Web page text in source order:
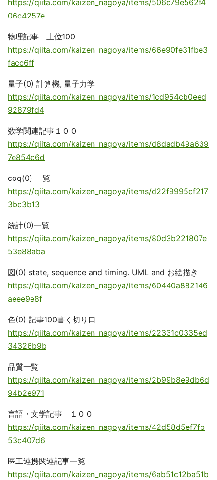
https://qiita.com/kaizen_nagoya/items/506c79e562f4
06c4257e
物理記事 上位100
https://qiita.com/kaizen_nagoya/items/66e90fe31fbe3
facc6ff
量子(0) 計算機, 量子力学
https://qiita.com/kaizen_nagoya/items/1cd954cb0eed
92879fd4
数学関連記事１００
https://qiita.com/kaizen_nagoya/items/d8dadb49a639
7e854c6d
coq(0) 一覧
https://qiita.com/kaizen_nagoya/items/d22f9995cf217
3bc3b13
統計(0)一覧
https://qiita.com/kaizen_nagoya/items/80d3b221807e
53e88aba
図(0) state, sequence and timing. UML and お絵描き
https://qiita.com/kaizen_nagoya/items/60440a882146
aeee9e8f
色(0) 記事100書く切り口
https://qiita.com/kaizen_nagoya/items/22331c0335ed
34326b9b
品質一覧
https://qiita.com/kaizen_nagoya/items/2b99b8e9db6d
94b2e971
言語・文学記事 １００
https://qiita.com/kaizen_nagoya/items/42d58d5ef7fb
53c407d6
医工連携関連記事一覧
https://qiita.com/kaizen_nagoya/items/6ab51c12ba51b